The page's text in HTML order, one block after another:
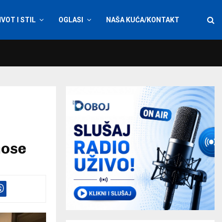
I STIL OGLASI NAŠA KUĆA/KONTAKT